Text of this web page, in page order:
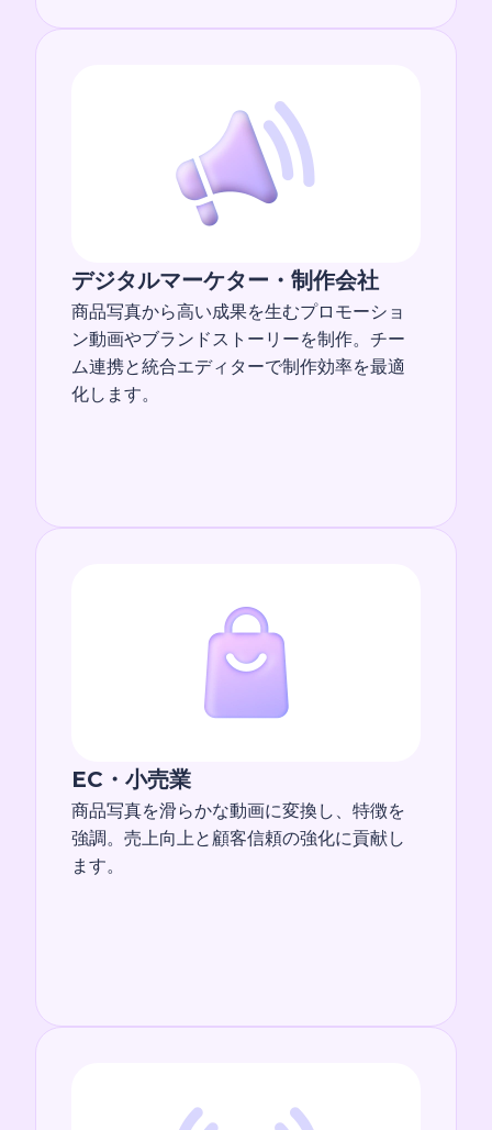
デジタルマーケター・制作会社
商品写真から高い成果を生むプロモーショ
ン動画やブランドストーリーを制作。チー
ム連携と統合エディターで制作効率を最適
化します。
EC・小売業
商品写真を滑らかな動画に変換し、特徴を
強調。売上向上と顧客信頼の強化に貢献し
ます。